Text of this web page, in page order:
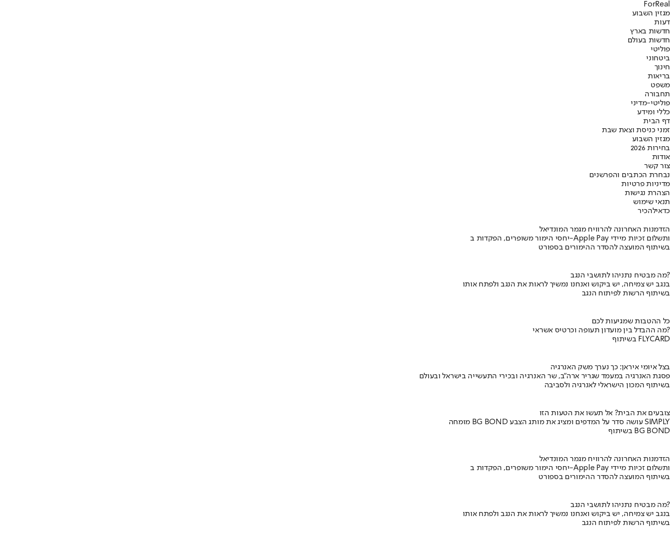
ForReal
מגזין השבוע
דעות
חדשות בארץ
חדשות בעולם
פוליטי
ביטחוני
חינוך
בריאות
משפט
תחבורה
פוליטי-מדיני
כללי ומידע
דף הבית
זמני כניסת וצאת שבת
מגזין השבוע
בחירות 2026
אודות
צור קשר
נבחרת הכתבים והפרשנים
מדיניות פרטיות
הצהרת נגישות
תנאי שימוש
כדאילהכיר
הזדמנות האחרונה להרוויח מגמר המונדיאל
יחסי הימור משופרים, הפקדות ב-Apple Pay ותשלום זכיות מיידי
בשיתוף המועצה להסדר ההימורים בספורט
מה מבטיח נתניהו לתושבי הנגב?
בנגב יש צמיחה, יש ביקוש ואנחנו נמשיך לראות את הנגב ולפתח אותו
בשיתוף הרשות לפיתוח הנגב
כל ההטבות שמגיעות לכם
מה ההבדל בין מועדון תעופה וכרטיס אשראי?
בשיתוף FLYCARD
בצל איומי איראן: כך נערך משק האנרגיה
פסגת האנרגיה במעמד שגריר ארה"ב, שר האנרגיה ובכירי התעשייה בישראל ובעולם
בשיתוף המכון הישראלי לאנרגיה ולסביבה
צובעים את הבית? אל תעשו את הטעות הזו
מומחה BG BOND עושה סדר על המדפים ומציג את מותג הצבע SIMPLY
בשיתוף BG BOND
הזדמנות האחרונה להרוויח מגמר המונדיאל
יחסי הימור משופרים, הפקדות ב-Apple Pay ותשלום זכיות מיידי
בשיתוף המועצה להסדר ההימורים בספורט
מה מבטיח נתניהו לתושבי הנגב?
בנגב יש צמיחה, יש ביקוש ואנחנו נמשיך לראות את הנגב ולפתח אותו
בשיתוף הרשות לפיתוח הנגב